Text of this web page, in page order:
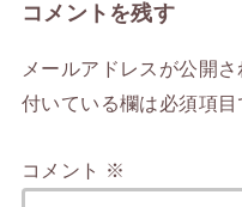
コメントを残す
メールアドレスが公開
付いている欄は必須項目
コメント ※